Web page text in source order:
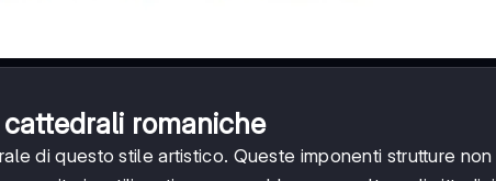
romaniche
di questo stile artistico. Queste imponenti strutture non